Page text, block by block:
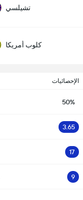
تشيلسي
كلوب أمريكا
الإحصائيات
50%
3.65
17
9